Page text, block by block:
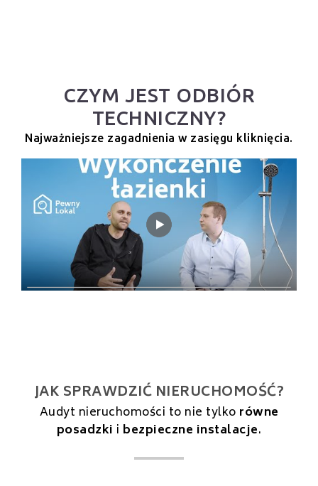
CZYM JEST ODBIÓR
TECHNICZNY?
Najważniejsze zagadnienia w zasięgu kliknięcia.
JAK SPRAWDZIĆ NIERUCHOMOŚĆ?
Audyt nieruchomości to nie tylko równe
posadzki i bezpieczne instalacje.